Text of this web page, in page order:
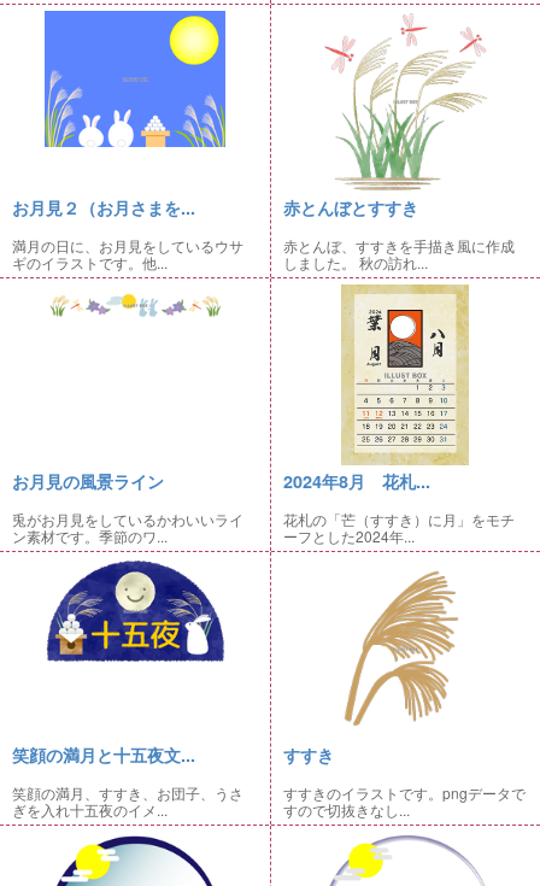
お月見２（お月さまを...
満月の日に、お月見をしているウサ
ギのイラストです。他...
赤とんぼとすすき
赤とんぼ、すすきを手描き風に作成
しました。 秋の訪れ...
お月見の風景ライン
兎がお月見をしているかわいいライ
ン素材です。季節のワ...
2024年8月 花札...
花札の「芒（すすき）に月」をモチ
ーフとした2024年...
笑顔の満月と十五夜文...
笑顔の満月、すすき、お団子、うさ
ぎを入れ十五夜のイメ...
すすき
すすきのイラストです。pngデータで
すので切抜きなし...